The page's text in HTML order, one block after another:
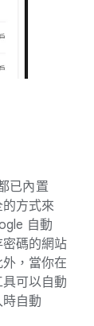
已​內置​
方式​來​
自動​
碼​的​網站​
，​當你​在​
可以​自動​
自動​